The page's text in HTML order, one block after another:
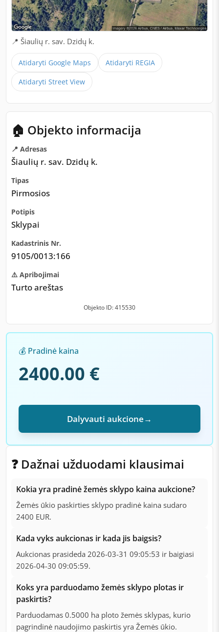
📍 Šiaulių r. sav. Dzidų k.
Atidaryti Google Maps Atidaryti REGIA
Atidaryti Street View
❓ Dažnai užduodami klausimai
Kokia yra pradinė žemės sklypo kaina aukcione?
Žemės ūkio paskirties sklypo pradinė kaina sudaro
2400 EUR.
Kada vyks aukcionas ir kada jis baigsis?
Aukcionas prasideda 2026-03-31 09:05:53 ir baigiasi
2026-04-30 09:05:59.
Koks yra parduodamo žemės sklypo plotas ir
paskirtis?
Parduodamas 0.5000 ha ploto žemės sklypas, kurio
pagrindinė naudojimo paskirtis yra Žemės ūkio.
🏠 Objekto informacija
📍 Adresas
Šiaulių r. sav. Dzidų k.
Tipas
Pirmosios
Potipis
Sklypai
Kadastrinis Nr.
9105/0013:166
⚠️ Apribojimai
Turto areštas
Objekto ID: 415530
💰 Pradinė kaina
2400.00 €
Dalyvauti aukcione→